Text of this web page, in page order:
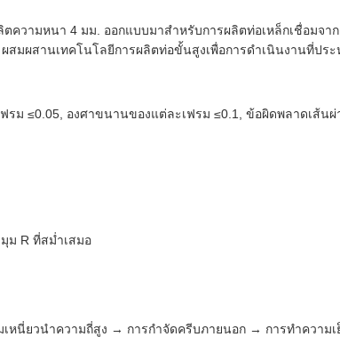
ความหนา 4 มม. ออกแบบมาสำหรับการผลิตท่อเหล็กเชื่อมจ
มผสานเทคโนโลยีการผลิตท่อขั้นสูงเพื่อการดำเนินงานที่ประ
รม ≤0.05, องศาขนานของแต่ละเฟรม ≤0.1, ข้อผิดพลาดเส้น
ม R ที่สม่ำเสมอ
ยวนำความถี่สูง → การกำจัดครีบภายนอก → การทำความ